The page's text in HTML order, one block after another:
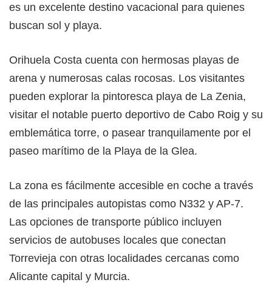
es un excelente destino vacacional para quienes
buscan sol y playa.
Orihuela Costa cuenta con hermosas playas de
arena y numerosas calas rocosas. Los visitantes
pueden explorar la pintoresca playa de La Zenia,
visitar el notable puerto deportivo de Cabo Roig y su
emblemática torre, o pasear tranquilamente por el
paseo marítimo de la Playa de la Glea.
La zona es fácilmente accesible en coche a través
de las principales autopistas como N332 y AP-7.
Las opciones de transporte público incluyen
servicios de autobuses locales que conectan
Torrevieja con otras localidades cercanas como
Alicante capital y Murcia.